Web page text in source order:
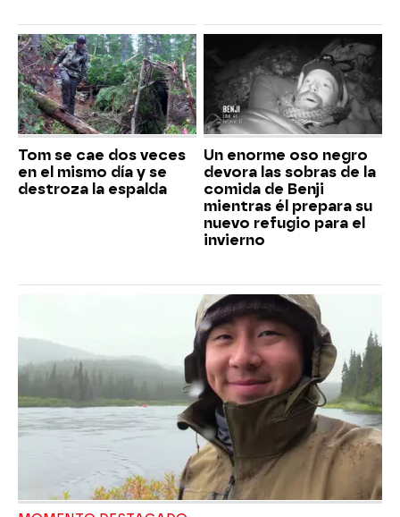
Tom se cae dos veces
en el mismo día y se
destroza la espalda
Un enorme oso negro
devora las sobras de la
comida de Benji
mientras él prepara su
nuevo refugio para el
invierno